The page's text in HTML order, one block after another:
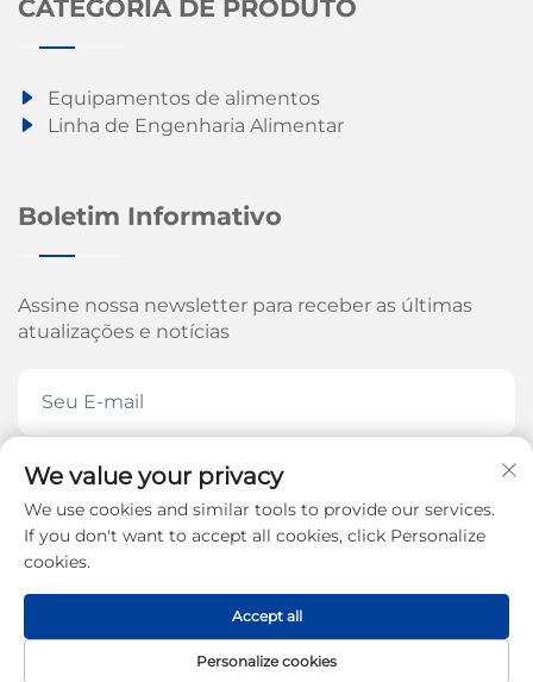
CATEGORIA DE PRODUTO
Equipamentos de alimentos
Linha de Engenharia Alimentar
Boletim Informativo
Assine nossa newsletter para receber as últimas
atualizações e notícias
ASSINE AGORA
Direitos autorais © 2026 pela Jinan Arrow Machinery
Co., Ltd. - Política de privacidade
We value your privacy
We use cookies and similar tools to provide our services.
If you don't want to accept all cookies, click Personalize
cookies.
Personalize cookies
Accept all